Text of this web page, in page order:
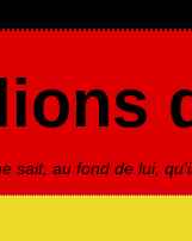
sait, au fond de lui,